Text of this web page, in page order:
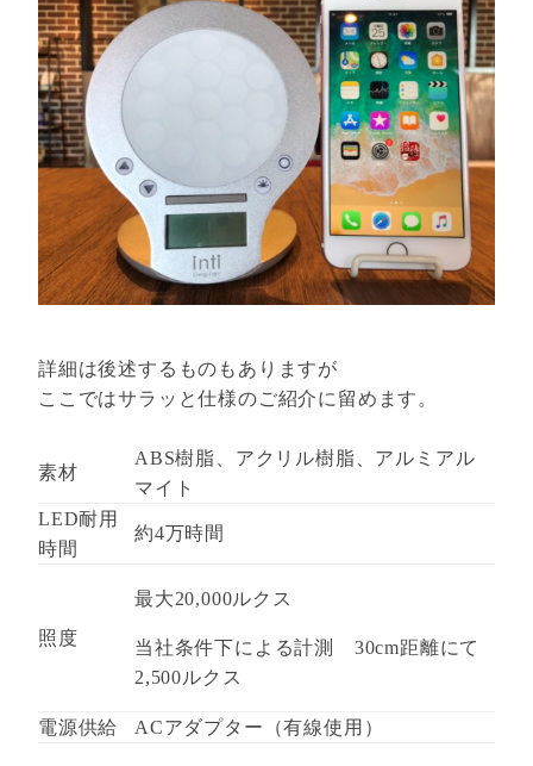
詳細は後述するものもありますが
ここではサラッと仕様のご紹介に留めます。
素材
ABS樹脂、アクリル樹脂、アルミアル
マイト
LED耐用
時間
約4万時間
照度
最大20,000ルクス
当社条件下による計測 30cm距離にて
2,500ルクス
電源供給 ACアダプター（有線使用）